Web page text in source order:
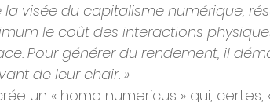
visée du capitalisme numérique,
le coût des interactions
Pour générer du rendement, il
de leur chair. »
un « homo numericus » qui, certes,